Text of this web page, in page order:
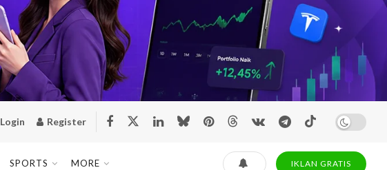
Login Register
SPORTS MORE IKLAN GRATIS